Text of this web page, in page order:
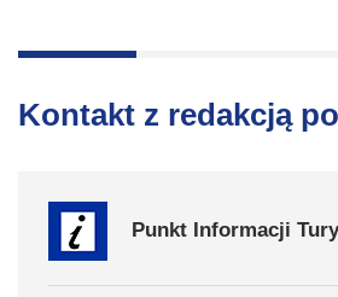
Kontakt z redakcją
Punkt Informacji